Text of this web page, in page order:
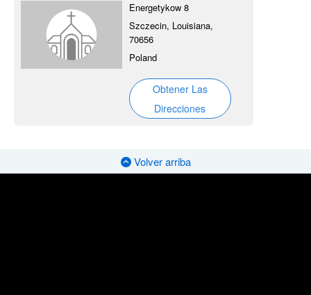
Energetykow 8
Szczecin, Louisiana,
70656
Poland
Obtener Las
Direcciones
Volver arriba